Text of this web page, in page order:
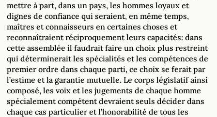
mettre à part, dans un pays, les hommes loyaux et
dignes de confiance qui seraient, en même temps,
maîtres et connaisseurs en certaines choses et
reconnaîtraient réciproquement leurs capacités: dans
cette assemblée il faudrait faire un choix plus restreint
qui déterminerait les spécialités et les compétences de
premier ordre dans chaque parti, ce choix se ferait par
l’estime et la garantie mutuelle. Le corps législatif ainsi
composé, les voix et les jugements de chaque homme
spécialement compétent devraient seuls décider dans
chaque cas particulier et l’honorabilité de tous les